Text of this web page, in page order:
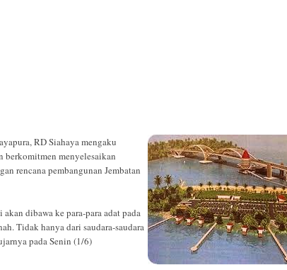
RD Siahaya mengaku
berkomitmen menyelesaikan
rencana pembangunan Jembatan
dibawa ke para-para adat pada
Tidak hanya dari saudara-saudara
pada Senin (1/6)